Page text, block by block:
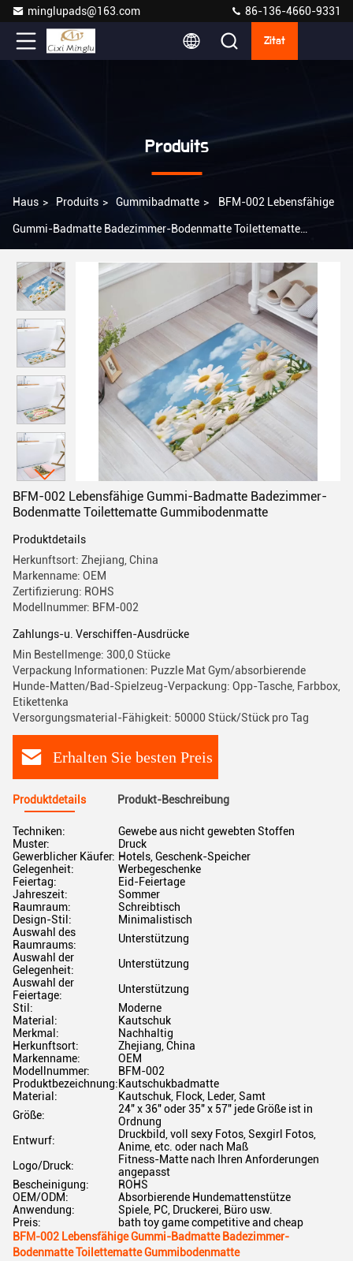
minglupads@163.com 86-136-4660-9331
Zitat
Produits
Haus > Produits > Gummibadmatte > BFM-002 Lebensfähige
Gummi-Badmatte Badezimmer-Bodenmatte Toilettematte
BFM-002 Lebensfähige Gummi-Badmatte Badezimmer-
Bodenmatte Toilettematte Gummibodenmatte
Produktdetails
Herkunftsort: Zhejiang, China
Markenname: OEM
Zertifizierung: ROHS
Modellnummer: BFM-002
Zahlungs-u. Verschiffen-Ausdrücke
Min Bestellmenge: 300,0 Stücke
Verpackung Informationen: Puzzle Mat Gym/absorbierende
Hunde-Matten/Bad-Spielzeug-Verpackung: Opp-Tasche, Farbbox,
Etikettenka
Versorgungsmaterial-Fähigkeit: 50000 Stück/Stück pro Tag
Erhalten Sie besten Preis
Produktdetails Produkt-Beschreibung
Techniken:
Gewebe aus nicht gewebten Stoffen
Muster:
Druck
Gewerblicher Käufer: Hotels, Geschenk-Speicher
Gelegenheit:
Werbegeschenke
Feiertag:
Eid-Feiertage
Jahreszeit:
Sommer
Raumraum:
Schreibtisch
Design-Stil:
Minimalistisch
Auswahl des
Raumraums:
Unterstützung
Auswahl der
Gelegenheit:
Unterstützung
Auswahl der
Feiertage:
Unterstützung
Stil:
Moderne
Material:
Kautschuk
Merkmal:
Nachhaltig
Herkunftsort:
Zhejiang, China
Markenname:
OEM
Modellnummer:
BFM-002
Produktbezeichnung:Kautschukbadmatte
Material:
Kautschuk, Flock, Leder, Samt
Größe:
24" x 36" oder 35" x 57" jede Größe ist in
Ordnung
Entwurf:
Druckbild, voll sexy Fotos, Sexgirl Fotos,
Anime, etc. oder nach Maß
Logo/Druck:
Fitness-Matte nach Ihren Anforderungen
angepasst
Bescheinigung:
ROHS
OEM/ODM:
Absorbierende Hundemattenstütze
Anwendung:
Spiele, PC, Druckerei, Büro usw.
Preis:
bath toy game competitive and cheap
BFM-002 Lebensfähige Gummi-Badmatte Badezimmer-
Bodenmatte Toilettematte Gummibodenmatte